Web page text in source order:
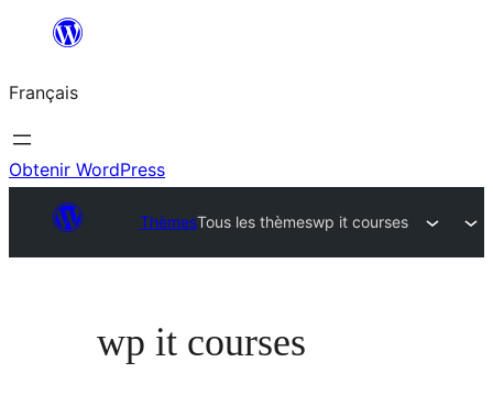
contenu
Français
Obtenir WordPress
ThèmesTous les thèmeswp it courses
wp it courses